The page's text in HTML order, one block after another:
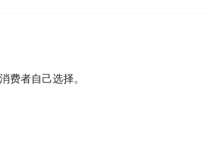
费者自己选择。